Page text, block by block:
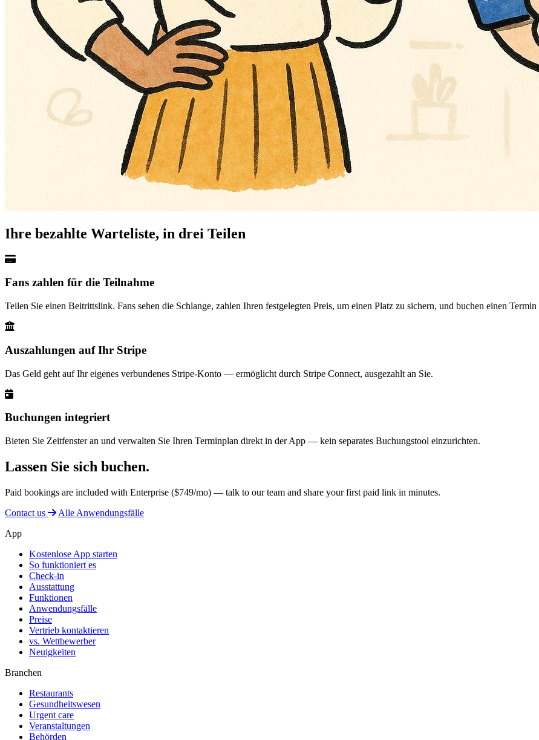
Ihre bezahlte Warteliste, in drei Teilen
Fans zahlen für die Teilnahme
Teilen Sie einen Beitrittslink. Fans sehen die Schlange, zahlen Ihren festgelegten Preis, um einen Platz zu sichern, und buchen einen
Auszahlungen auf Ihr Stripe
Das Geld geht auf Ihr eigenes verbundenes Stripe-Konto — ermöglicht durch Stripe Connect, ausgezahlt an Sie.
Buchungen integriert
Bieten Sie Zeitfenster an und verwalten Sie Ihren Terminplan direkt in der App — kein separates Buchungstool einzurichten.
Lassen Sie sich buchen.
Paid bookings are included with Enterprise ($749/mo) — talk to our team and share your first paid link in minutes.
Contact us
Alle Anwendungsfälle
App
Kostenlose App starten
So funktioniert es
Check-in
Ausstattung
Funktionen
Anwendungsfälle
Preise
Vertrieb kontaktieren
vs. Wettbewerber
Neuigkeiten
Branchen
Restaurants
Gesundheitswesen
Urgent care
Veranstaltungen
Behörden